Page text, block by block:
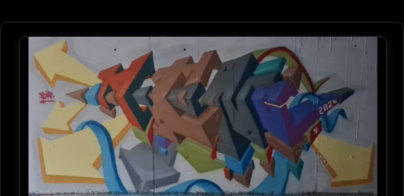
Roger Solans
Brutal hasma!!
09-01-2024 10:50